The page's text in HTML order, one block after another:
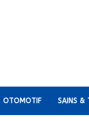
OTOMOTIF SAINS &